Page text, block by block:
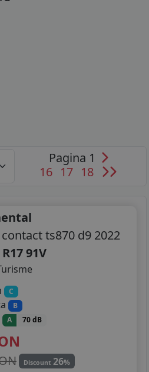
Pagina 1
16 17 18
ts870 d9 2022
91V
C
B
A 70 dB
Discount 26%